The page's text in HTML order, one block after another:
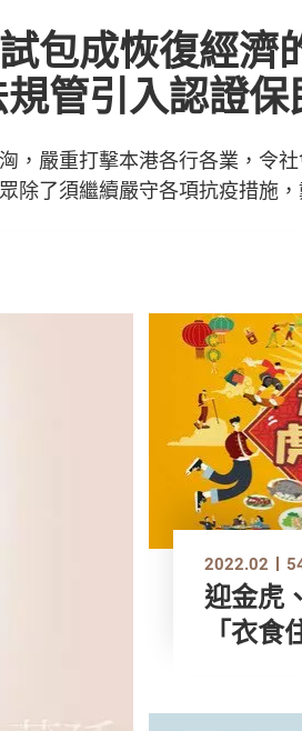
包成恢復經濟
規管引入認證
，嚴重打擊本港各行各業，令
除了須繼續嚴守各項抗疫措施
2022.02
迎金虎、送
「衣